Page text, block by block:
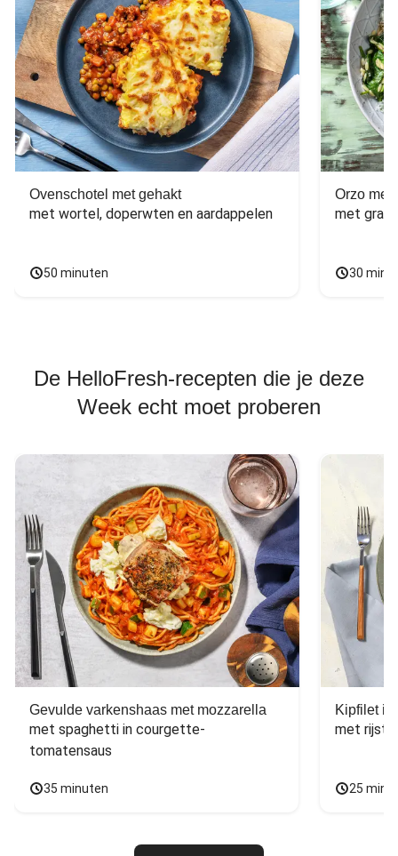
Ovenschotel met gehakt
met wortel, doperwten en aardappelen
50 minuten
Orzo met
met
30
De HelloFresh-recepten die je deze
Week echt moet proberen
Gevulde varkenshaas met mozzarella
met spaghetti in courgette-
tomatensaus
35 minuten
Kipfilet in
met rijst,
25